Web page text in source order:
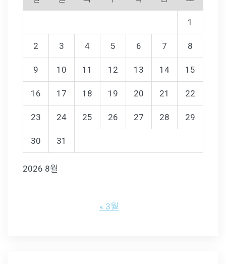
2026 8월
1
2 3 4 5 6 7 8
9 10 11 12 13 14 15
16 17 18 19 20 21 22
23 24 25 26 27 28 29
30 31
« 3월